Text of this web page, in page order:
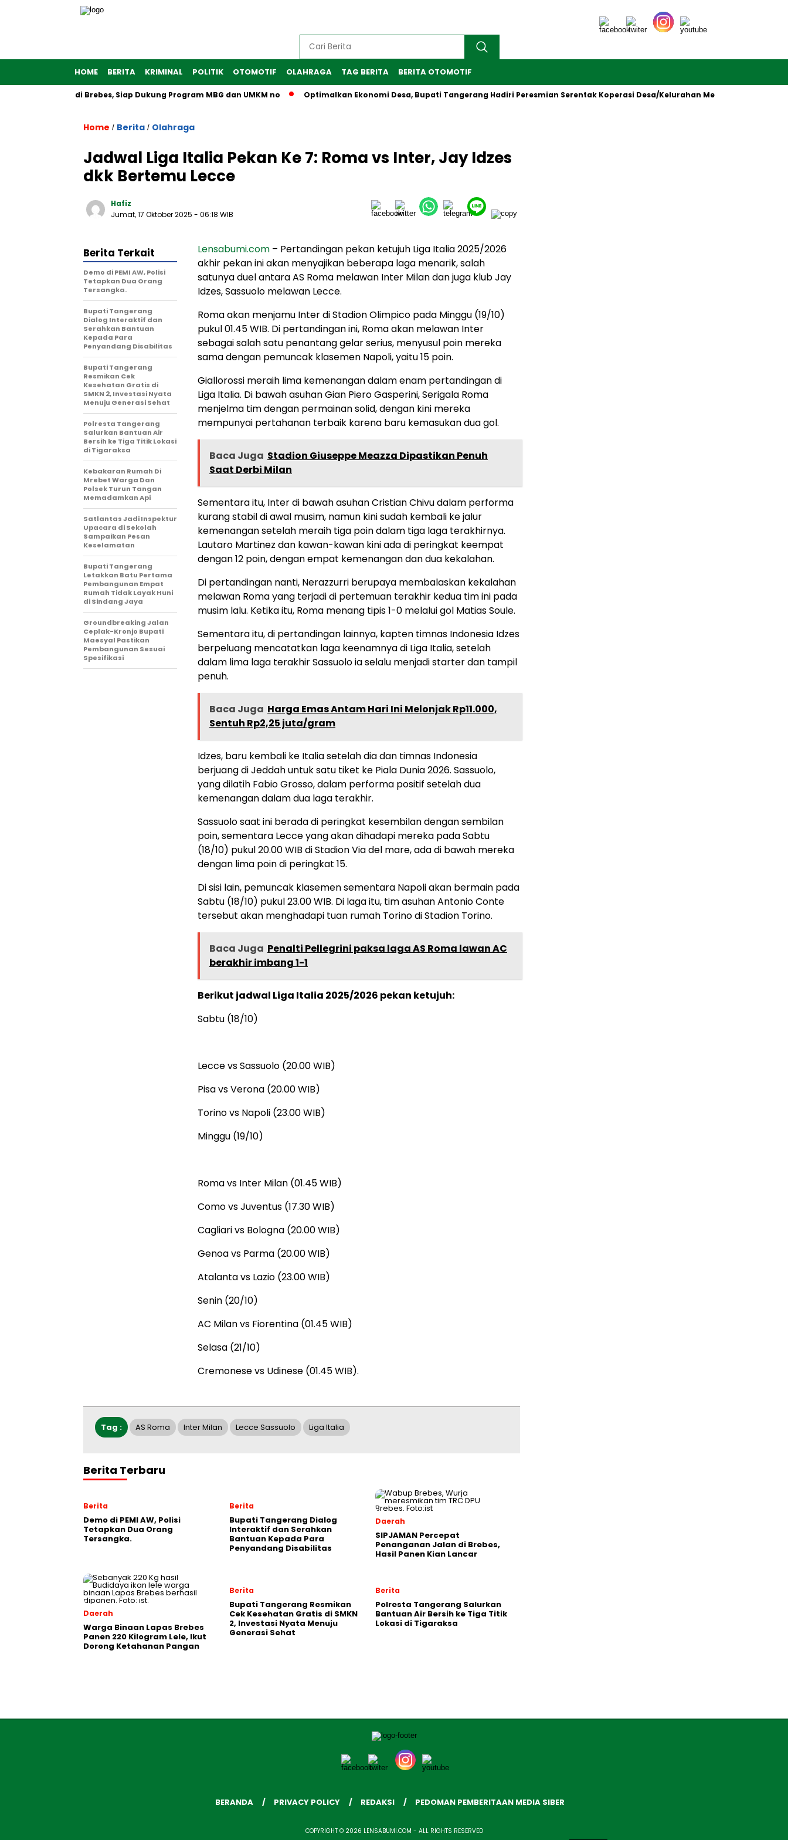
HOME BERITA KRIMINAL POLITIK OTOMOTIF OLAHRAGA TAG BERITA BERITA OTOMOTIF
Dibangun di Brebes, Siap Dukung Program MBG dan UMKM no Optimalkan Ekonomi Desa, Bupati Tangerang Hadiri Peresmian Serentak Koperasi Desa/Kelurahan Merah Putih oleh
Home / Berita / Olahraga
Jadwal Liga Italia Pekan Ke 7: Roma vs Inter, Jay Idzes
dkk Bertemu Lecce
Hafiz
Jumat, 17 Oktober 2025 - 06:18 WIB
Lensabumi.com – Pertandingan pekan ketujuh Liga Italia 2025/2026
akhir pekan ini akan menyajikan beberapa laga menarik, salah
satunya duel antara AS Roma melawan Inter Milan dan juga klub Jay
Idzes, Sassuolo melawan Lecce.
Roma akan menjamu Inter di Stadion Olimpico pada Minggu (19/10)
pukul 01.45 WIB. Di pertandingan ini, Roma akan melawan Inter
sebagai salah satu penantang gelar serius, menyusul poin mereka
sama dengan pemuncak klasemen Napoli, yaitu 15 poin.
Giallorossi meraih lima kemenangan dalam enam pertandingan di
Liga Italia. Di bawah asuhan Gian Piero Gasperini, Serigala Roma
menjelma tim dengan permainan solid, dengan kini mereka
mempunyai pertahanan terbaik karena baru kemasukan dua gol.
Baca Juga Stadion Giuseppe Meazza Dipastikan Penuh
Saat Derbi Milan
Sementara itu, Inter di bawah asuhan Cristian Chivu dalam performa
kurang stabil di awal musim, namun kini sudah kembali ke jalur
kemenangan setelah meraih tiga poin dalam tiga laga terakhirnya.
Lautaro Martinez dan kawan-kawan kini ada di peringkat keempat
dengan 12 poin, dengan empat kemenangan dan dua kekalahan.
Di pertandingan nanti, Nerazzurri berupaya membalaskan kekalahan
melawan Roma yang terjadi di pertemuan terakhir kedua tim ini pada
musim lalu. Ketika itu, Roma menang tipis 1-0 melalui gol Matias Soule.
Sementara itu, di pertandingan lainnya, kapten timnas Indonesia Idzes
berpeluang mencatatkan laga keenamnya di Liga Italia, setelah
dalam lima laga terakhir Sassuolo ia selalu menjadi starter dan tampil
penuh.
Baca Juga Harga Emas Antam Hari Ini Melonjak Rp11.000,
Sentuh Rp2,25 juta/gram
Idzes, baru kembali ke Italia setelah dia dan timnas Indonesia
berjuang di Jeddah untuk satu tiket ke Piala Dunia 2026. Sassuolo,
yang dilatih Fabio Grosso, dalam performa positif setelah dua
kemenangan dalam dua laga terakhir.
Sassuolo saat ini berada di peringkat kesembilan dengan sembilan
poin, sementara Lecce yang akan dihadapi mereka pada Sabtu
(18/10) pukul 20.00 WIB di Stadion Via del mare, ada di bawah mereka
dengan lima poin di peringkat 15.
Di sisi lain, pemuncak klasemen sementara Napoli akan bermain pada
Sabtu (18/10) pukul 23.00 WIB. Di laga itu, tim asuhan Antonio Conte
tersebut akan menghadapi tuan rumah Torino di Stadion Torino.
Baca Juga Penalti Pellegrini paksa laga AS Roma lawan AC
berakhir imbang 1-1
Berikut jadwal Liga Italia 2025/2026 pekan ketujuh:
Sabtu (18/10)
Lecce vs Sassuolo (20.00 WIB)
Pisa vs Verona (20.00 WIB)
Torino vs Napoli (23.00 WIB)
Minggu (19/10)
Roma vs Inter Milan (01.45 WIB)
Como vs Juventus (17.30 WIB)
Cagliari vs Bologna (20.00 WIB)
Genoa vs Parma (20.00 WIB)
Atalanta vs Lazio (23.00 WIB)
Senin (20/10)
AC Milan vs Fiorentina (01.45 WIB)
Selasa (21/10)
Cremonese vs Udinese (01.45 WIB).
Berita Terkait
Demo di PEMI AW, Polisi
Tetapkan Dua Orang
Tersangka.
Bupati Tangerang
Dialog Interaktif dan
Serahkan Bantuan
Kepada Para
Penyandang Disabilitas
‎Bupati Tangerang
Resmikan Cek
Kesehatan Gratis di
SMKN 2, Investasi Nyata
Menuju Generasi Sehat
Polresta Tangerang
Salurkan Bantuan Air
Bersih ke Tiga Titik Lokasi
di Tigaraksa
Kebakaran Rumah Di
Mrebet Warga Dan
Polsek Turun Tangan
Memadamkan Api
Satlantas Jadi Inspektur
Upacara di Sekolah
Sampaikan Pesan
Keselamatan
Bupati Tangerang
Letakkan Batu Pertama
Pembangunan Empat
Rumah Tidak Layak Huni
di Sindang Jaya
Groundbreaking Jalan
Ceplak-Kronjo Bupati
Maesyal Pastikan
Pembangunan Sesuai
Spesifikasi
Tag : AS Roma Inter Milan Lecce Sassuolo Liga Italia
Berita Terbaru
Berita
Demo di PEMI AW, Polisi
Tetapkan Dua Orang
Tersangka.
Berita
Bupati Tangerang Dialog
Interaktif dan Serahkan
Bantuan Kepada Para
Penyandang Disabilitas
Daerah
SIPJAMAN Percepat
Penanganan Jalan di Brebes,
Hasil Panen Kian Lancar
Daerah
Warga Binaan Lapas Brebes
Panen 220 Kilogram Lele, Ikut
Dorong Ketahanan Pangan
Berita
‎Bupati Tangerang Resmikan
Cek Kesehatan Gratis di SMKN
2, Investasi Nyata Menuju
Generasi Sehat
Berita
Polresta Tangerang Salurkan
Bantuan Air Bersih ke Tiga Titik
Lokasi di Tigaraksa
BERANDA PRIVACY POLICY REDAKSI PEDOMAN PEMBERITAAN MEDIA SIBER
COPYRIGHT © 2026 LENSABUMI.COM - ALL RIGHTS RESERVED